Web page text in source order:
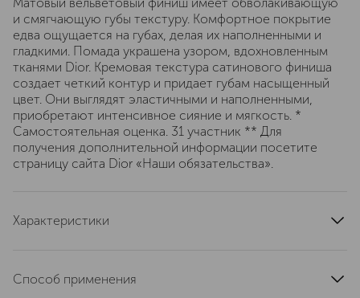
и смягчающую губы текстуру. Комфортное покрытие
едва ощущается на губах, делая их наполненными и
гладкими. Помада украшена узором, вдохновленным
тканями Dior. Кремовая текстура сатинового финиша
создает четкий контур и придает губам насыщенный
цвет. Они выглядят эластичными и наполненными,
приобретают интенсивное сияние и мягкость. *
Самостоятельная оценка. 31 участник ** Для
получения дополнительной информации посетите
страницу сайта Dior «Наши обязательства».
Характеристики
тип кожи
Способ применения